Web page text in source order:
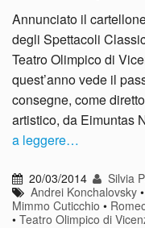
Annunciato il
degli Spettacoli
Teatro Olimpico di
quest’anno vede il
consegne, come
artistico, da Eimuntas
a leggere…
20/03/2014 Silvia
Andrei Konchalovsky •
Mimmo Cuticchio •
• Teatro Olimpico di